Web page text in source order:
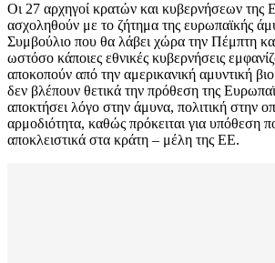
Οι 27 αρχηγοί κρατών και κυβερνήσεων της
ασχοληθούν με το ζήτημα της ευρωπαϊκής
Συμβούλιο που θα λάβει χώρα την Πέμπτη
ωστόσο κάποιες εθνικές κυβερνήσεις
αποκοπούν από την αμερικανική αμυντική
δεν βλέπουν θετικά την πρόθεση της
αποκτήσει λόγο στην άμυνα, πολιτική στην
αρμοδιότητα, καθώς πρόκειται για υπόθεση
αποκλειστικά στα κράτη – μέλη της ΕΕ.